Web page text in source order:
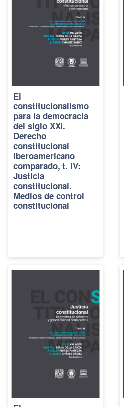
El
constitucionalismo
para la democracia
del siglo XXI.
Derecho
constitucional
iberoamericano
comparado, t. IV:
Justicia
constitucional.
Medios de control
constitucional